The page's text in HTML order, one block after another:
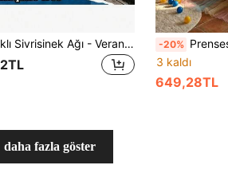
Dayanıklı Sivrisinek Ağı - Veranda, Bahçe ve Balkon İçin Uygundur. Ayarlanabilir İpleri Olan Siyah Böcek Ağından Yapılmıştır, Tüm Mevsimlerde Sivrisinek, Kuş ve Sinek Koruması Sağlar. 2 Kişiliktir. Açık Hava Yemekleri, Tatil Partileri, Cadılar Bayramı Dekorasyonu ve Diğer Dekoratif Kullanımlar İçin Harikadır. Sağlam Ağ Malzemesi. -20% Prenses Cibinlik Tül Kanopi, Zarif Yuvarlak Kubbe Kız
3 kaldı
649,28TL
daha fazla göster